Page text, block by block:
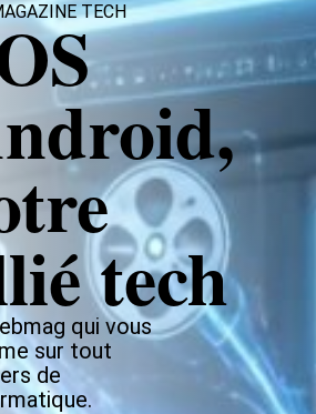
TECH
tech
qui vous
sur tout
de